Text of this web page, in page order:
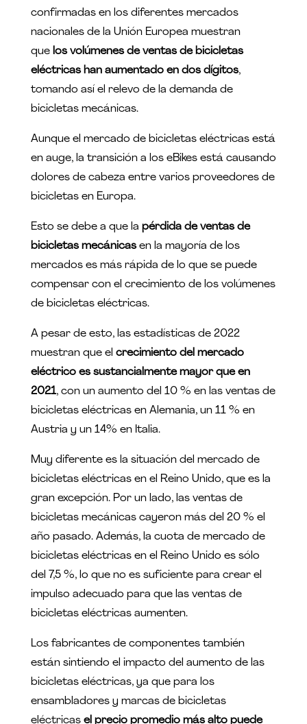
confirmadas en los diferentes mercados
nacionales de la Unión Europea muestran
que los volúmenes de ventas de bicicletas
eléctricas han aumentado en dos dígitos,
tomando así el relevo de la demanda de
bicicletas mecánicas.
Aunque el mercado de bicicletas eléctricas está
en auge, la transición a los eBikes está causando
dolores de cabeza entre varios proveedores de
bicicletas en Europa.
Esto se debe a que la pérdida de ventas de
bicicletas mecánicasen la mayoría de los
mercados es más rápida de lo que se puede
compensar con el crecimiento de los volúmenes
de bicicletas eléctricas.
A pesar de esto, las estadísticas de 2022
muestran que el crecimiento del mercado
eléctrico es sustancialmente mayor que en
2021, con un aumento del 10 % en las ventas de
bicicletas eléctricas en Alemania, un 11 % en
Austria y un 14% en Italia.
Muy diferente es la situación del mercado de
bicicletas eléctricas en el Reino Unido, que es la
gran excepción. Por un lado, las ventas de
bicicletas mecánicas cayeron más del 20 % el
año pasado. Además, la cuota de mercado de
bicicletas eléctricas en el Reino Unido es sólo
del 7,5 %, lo que no es suficiente para crear el
impulso adecuado para que las ventas de
bicicletas eléctricas aumenten.
Los fabricantes de componentes también
están sintiendo el impacto del aumento de las
bicicletas eléctricas, ya que para los
ensambladores y marcas de bicicletas
eléctricas el precio promedio más alto puede